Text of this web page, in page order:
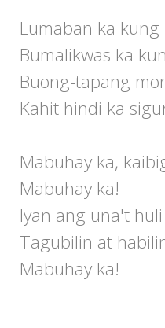
Lumaban ka
Bumalikwas ka
Buong-tapang
Kahit hindi ka
Mabuhay ka,
Mabuhay ka!
Iyan ang una't
Tagubilin at
Mabuhay ka!